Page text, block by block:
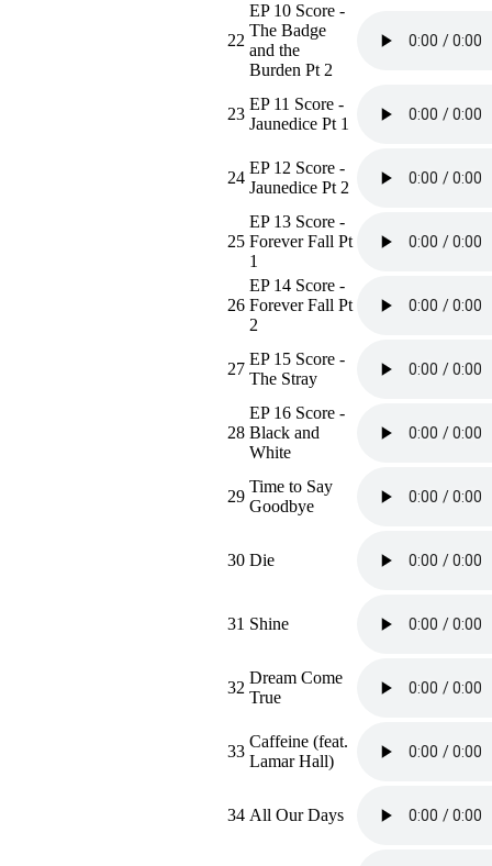
22
EP 10 Score -
The Badge
and the
Burden Pt 2
23
EP 11 Score -
Jaunedice Pt 1
24
EP 12 Score -
Jaunedice Pt 2
25
EP 13 Score -
Forever Fall Pt
1
26
EP 14 Score -
Forever Fall Pt
2
27
EP 15 Score -
The Stray
28
EP 16 Score -
Black and
White
29
Time to Say
Goodbye
30 Die
31 Shine
32
Dream Come
True
33
Caffeine (feat.
Lamar Hall)
34 All Our Days